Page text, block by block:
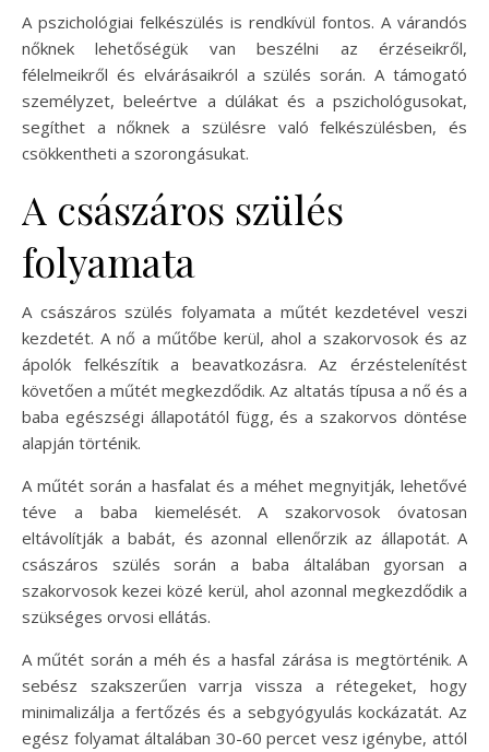
A pszichológiai felkészülés is rendkívül fontos. A várandós
nőknek lehetőségük van beszélni az érzéseikről,
félelmeikről és elvárásaikról a szülés során. A támogató
személyzet, beleértve a dúlákat és a pszichológusokat,
segíthet a nőknek a szülésre való felkészülésben, és
csökkentheti a szorongásukat.
A császáros szülés
folyamata
A császáros szülés folyamata a műtét kezdetével veszi
kezdetét. A nő a műtőbe kerül, ahol a szakorvosok és az
ápolók felkészítik a beavatkozásra. Az érzéstelenítést
követően a műtét megkezdődik. Az altatás típusa a nő és a
baba egészségi állapotától függ, és a szakorvos döntése
alapján történik.
A műtét során a hasfalat és a méhet megnyitják, lehetővé
téve a baba kiemelését. A szakorvosok óvatosan
eltávolítják a babát, és azonnal ellenőrzik az állapotát. A
császáros szülés során a baba általában gyorsan a
szakorvosok kezei közé kerül, ahol azonnal megkezdődik a
szükséges orvosi ellátás.
A műtét során a méh és a hasfal zárása is megtörténik. A
sebész szakszerűen varrja vissza a rétegeket, hogy
minimalizálja a fertőzés és a sebgyógyulás kockázatát. Az
egész folyamat általában 30-60 percet vesz igénybe, attól